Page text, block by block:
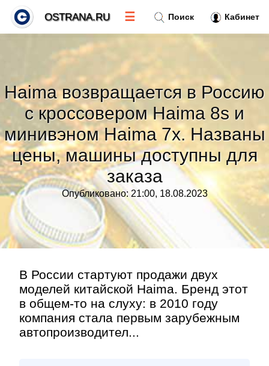
Haima возвращается в Россию
с кроссовером Haima 8s и
минивэном Haima 7x. Названы
цены, машины доступны для
заказа
Опубликовано: 21:00, 18.08.2023
В России стартуют продажи двух
моделей китайской Haima. Бренд этот
в общем-то на слуху: в 2010 году
компания стала первым зарубежным
автопроизводител...
Поиск Кабинет
OSTRANA.RU ☰
Тренды новостей»
Рубрики»
Правила
Контакт